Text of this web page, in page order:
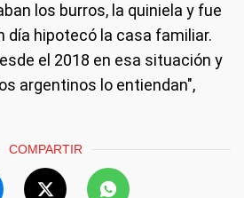
los burros, la quiniela y fue
día hipotecó la casa familiar.
el 2018 en esa situación y
argentinos lo entiendan",
COMPARTIR